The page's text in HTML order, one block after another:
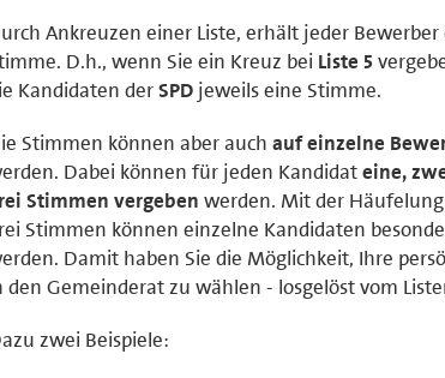
Ankreuzen einer Liste, erhält jeder Bewerber
D.h., wenn Sie ein Kreuz bei Liste 5
Kandidaten derSPD jeweils eine Stimme.
Stimmen können aber auchauf einzelne
Dabei können für jeden Kandidateine,
Stimmen vergeben werden. Mit der
Stimmen können einzelne Kandidaten
Damit haben Sie die Möglichkeit, Ihre
den Gemeinderat zu wählen - losgelöst vom
zwei Beispiele: